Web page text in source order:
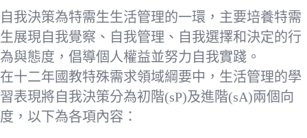
自我決策為特需生生活管理的一環，主要培養特需
生展現自我覺察、自我管理、自我選擇和決定的行
為與態度，倡導個人權益並努力自我實踐。
在十二年國教特殊需求領域綱要中，生活管理的學
習表現將自我決策分為初階(sP)及進階(sA)兩個向
度，以下為各項內容：